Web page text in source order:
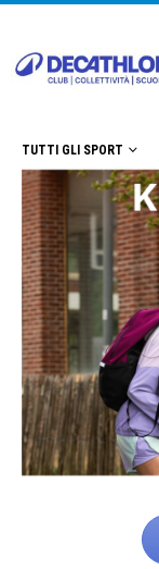
TUTTI GLI SPORT